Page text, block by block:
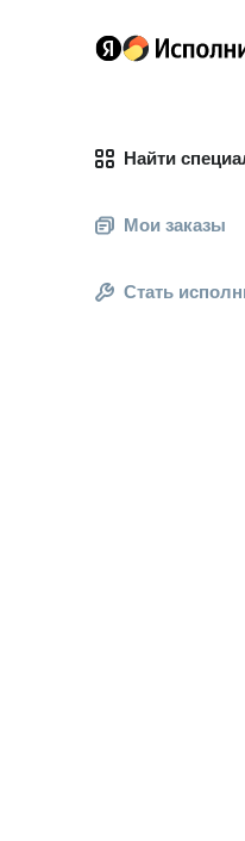
Найти
Мои заказы
Стать